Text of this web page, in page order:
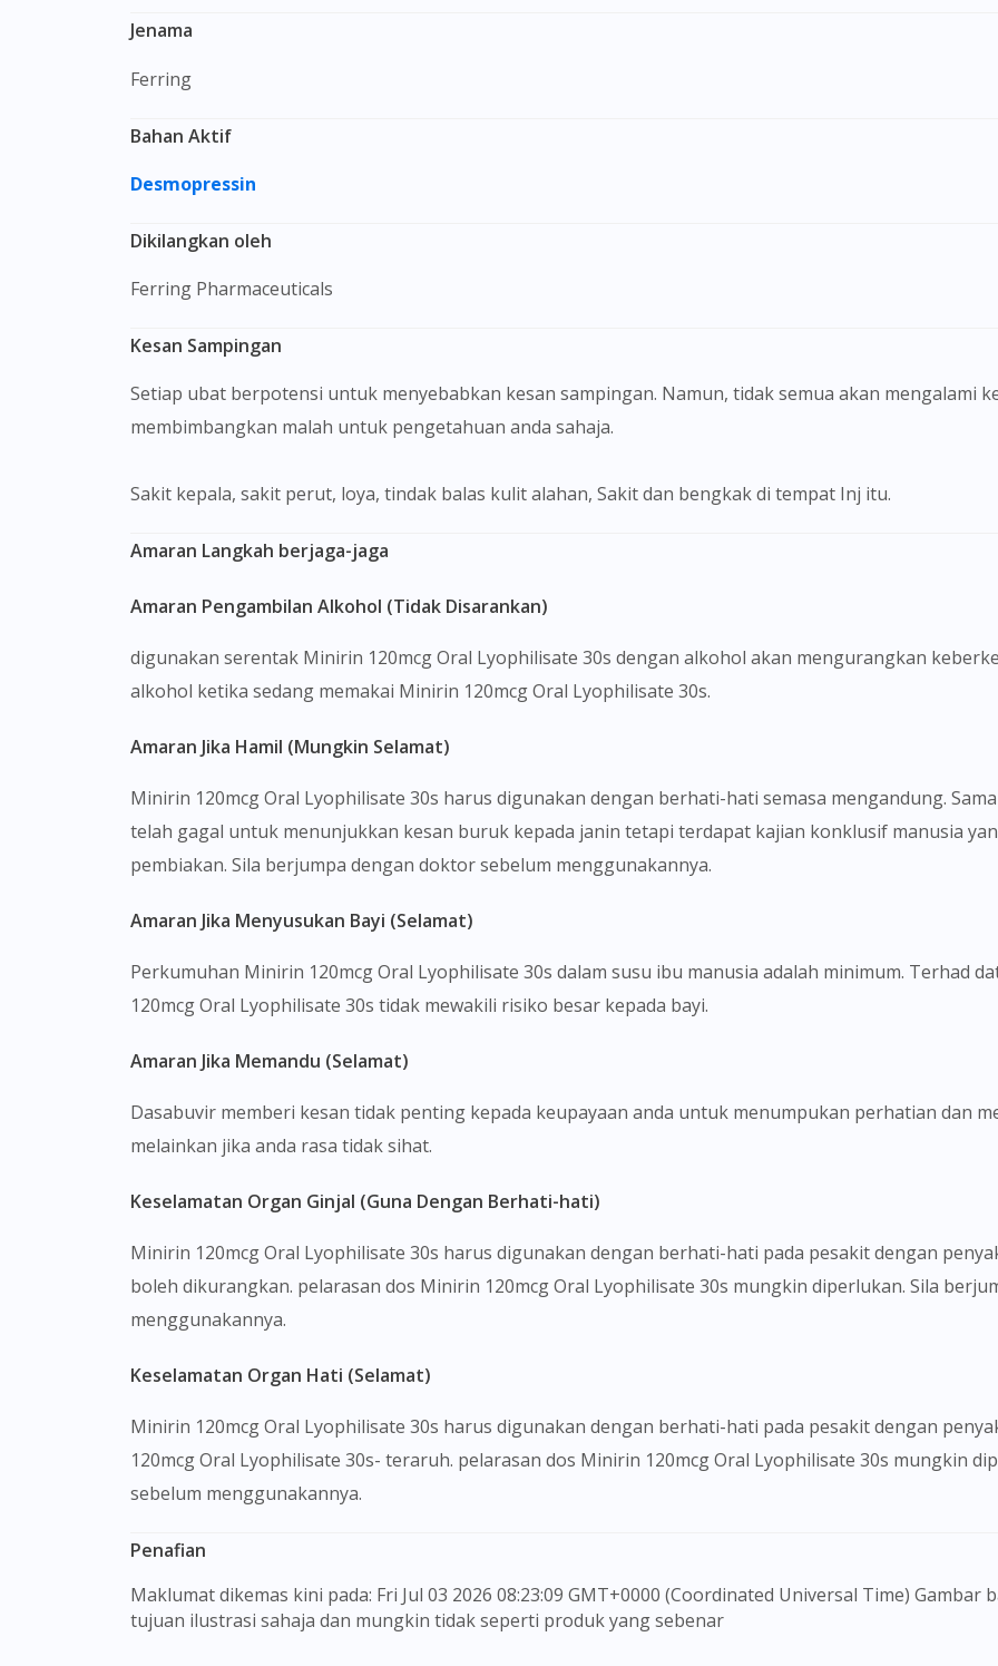
Jenama
Ferring
Bahan Aktif
Desmopressin
Dikilangkan oleh
Ferring Pharmaceuticals
Kesan Sampingan
Setiap ubat berpotensi untuk menyebabkan kesan sampingan. Namun, tidak semua akan mengalami
membimbangkan malah untuk pengetahuan anda sahaja.
Sakit kepala, sakit perut, loya, tindak balas kulit alahan, Sakit dan bengkak di tempat Inj itu.
Amaran Langkah berjaga-jaga
Amaran Pengambilan Alkohol (Tidak Disarankan)
digunakan serentak Minirin 120mcg Oral Lyophilisate 30s dengan alkohol akan mengurangkan
alkohol ketika sedang memakai Minirin 120mcg Oral Lyophilisate 30s.
Amaran Jika Hamil (Mungkin Selamat)
Minirin 120mcg Oral Lyophilisate 30s harus digunakan dengan berhati-hati semasa mengandung.
telah gagal untuk menunjukkan kesan buruk kepada janin tetapi terdapat kajian konklusif manusia
pembiakan. Sila berjumpa dengan doktor sebelum menggunakannya.
Amaran Jika Menyusukan Bayi (Selamat)
Perkumuhan Minirin 120mcg Oral Lyophilisate 30s dalam susu ibu manusia adalah minimum. Terhad
120mcg Oral Lyophilisate 30s tidak mewakili risiko besar kepada bayi.
Amaran Jika Memandu (Selamat)
Dasabuvir memberi kesan tidak penting kepada keupayaan anda untuk menumpukan perhatian dan
melainkan jika anda rasa tidak sihat.
Keselamatan Organ Ginjal (Guna Dengan Berhati-hati)
Minirin 120mcg Oral Lyophilisate 30s harus digunakan dengan berhati-hati pada pesakit dengan
boleh dikurangkan. pelarasan dos Minirin 120mcg Oral Lyophilisate 30s mungkin diperlukan. Sila
menggunakannya.
Keselamatan Organ Hati (Selamat)
Minirin 120mcg Oral Lyophilisate 30s harus digunakan dengan berhati-hati pada pesakit dengan
120mcg Oral Lyophilisate 30s- teraruh. pelarasan dos Minirin 120mcg Oral Lyophilisate 30s mungkin
sebelum menggunakannya.
Penafian
Maklumat dikemas kini pada: Fri Jul 03 2026 08:23:09 GMT+0000 (Coordinated Universal Time) Gambar barangan yang ditunjukkan hanya untuk
tujuan ilustrasi sahaja dan mungkin tidak seperti produk yang sebenar